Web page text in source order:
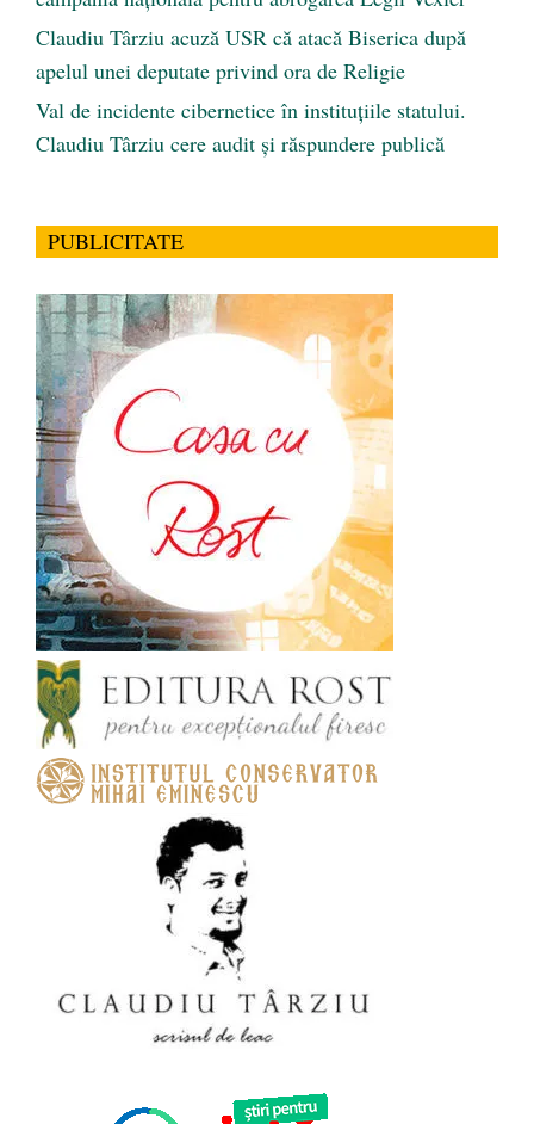
Claudiu Târziu acuză USR că atacă Biserica după
apelul unei deputate privind ora de Religie
Val de incidente cibernetice în instituțiile statului.
Claudiu Târziu cere audit și răspundere publică
PUBLICITATE